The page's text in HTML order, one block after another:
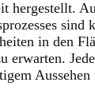
hergestellt.
sind
in den
erwarten.
Aussehen